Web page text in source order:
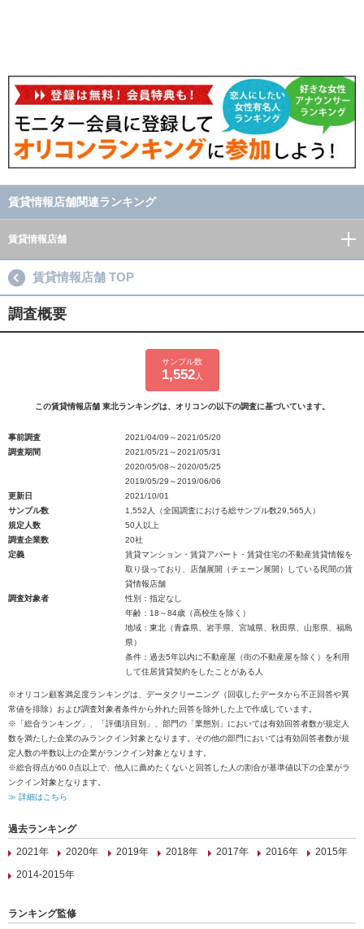
賃貸情報店舗関連ランキング
賃貸情報店舗
賃貸情報店舗 TOP
調査概要
サンプル数
1,552人
この賃貸情報店舗 東北ランキングは、オリコンの以下の調査に基づいています。
事前調査
2021/04/09～2021/05/20
調査期間
2021/05/21～2021/05/31
2020/05/08～2020/05/25
2019/05/29～2019/06/06
更新日
2021/10/01
サンプル数
1,552人（全国調査における総サンプル数29,565人）
規定人数
50人以上
調査企業数
20社
定義
賃貸マンション・賃貸アパート・賃貸住宅の不動産賃貸情報を
取り扱っており、店舗展開（チェーン展開）している民間の賃
貸情報店舗
調査対象者
性別：指定なし
年齢：18～84歳（高校生を除く）
地域：東北（青森県、岩手県、宮城県、秋田県、山形県、福島
県）
条件：過去5年以内に不動産屋（街の不動産屋を除く）を利用
して住居賃貸契約をしたことがある人
※オリコン顧客満足度ランキングは、データクリーニング（回収したデータから不正回答や異
常値を排除）および調査対象者条件から外れた回答を除外した上で作成しています。
※「総合ランキング」、「評価項目別」、部門の「業態別」においては有効回答者数が規定人
数を満たした企業のみランクイン対象となります。その他の部門においては有効回答者数が規
定人数の半数以上の企業がランクイン対象となります。
※総合得点が60.0点以上で、他人に薦めたくないと回答した人の割合が基準値以下の企業がラ
ンクイン対象となります。
≫ 詳細はこちら
過去ランキング
2021年
2020年 2019年 2018年 2017年 2016年
2015年
2014-2015年
ランキング監修